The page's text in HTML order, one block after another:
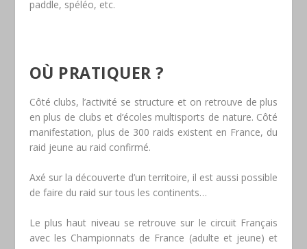
paddle, spéléo, etc.
OÙ PRATIQUER ?
Côté clubs, l’activité se structure et on retrouve de plus
en plus de clubs et d’écoles multisports de nature. Côté
manifestation, plus de 300 raids existent en France, du
raid jeune au raid confirmé.
Axé sur la découverte d’un territoire, il est aussi possible
de faire du raid sur tous les continents…
Le plus haut niveau se retrouve sur le circuit Français
avec les Championnats de France (adulte et jeune) et